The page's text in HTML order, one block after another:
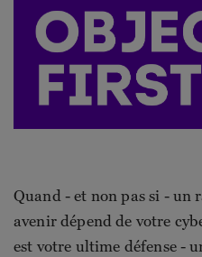
Quand - et non pas si - un
avenir dépend de votre
est votre ultime défense -